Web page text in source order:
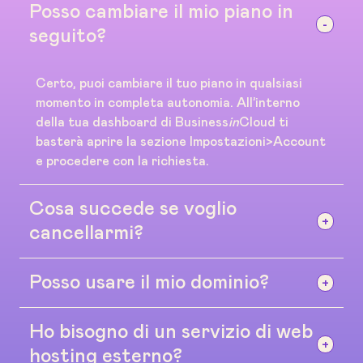
Posso cambiare il mio piano in
seguito?
Certo, puoi cambiare il tuo piano in qualsiasi
momento in completa autonomia. All’interno
della tua dashboard di BusinessinCloud ti
basterà aprire la sezione Impostazioni>Account
e procedere con la richiesta.
Cosa succede se voglio
cancellarmi?
Nessun problema, non esistono contratti o
qualsiasi momento senza darci spiegazioni
andando su Impostazioni>Account.
Posso usare il mio dominio?
Sì, puoi utilizzare il tuo dominio. Se non hai un
dominio te ne forniremo noi uno gratuito sulla
Ho bisogno di un servizio di web
hosting esterno?